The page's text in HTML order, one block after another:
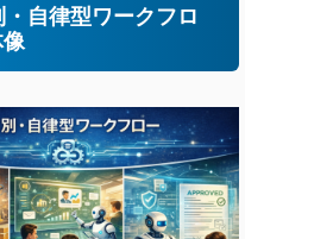
自律型ワークフロ